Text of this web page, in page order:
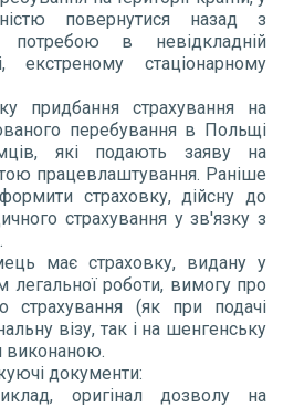
повернутися назад з
потребою в невідкладній
екстреному стаціонарному
придбання страхування на
перебування в Польщі
які подають заяву на
працевлаштування. Раніше
страховку, дійсну до
страхування у зв'язку з
має страховку, видану у
легальної роботи, вимогу про
страхування (як при подачі
візу, так і на шенгенську
виконаною.
документи:
оригінал дозволу на